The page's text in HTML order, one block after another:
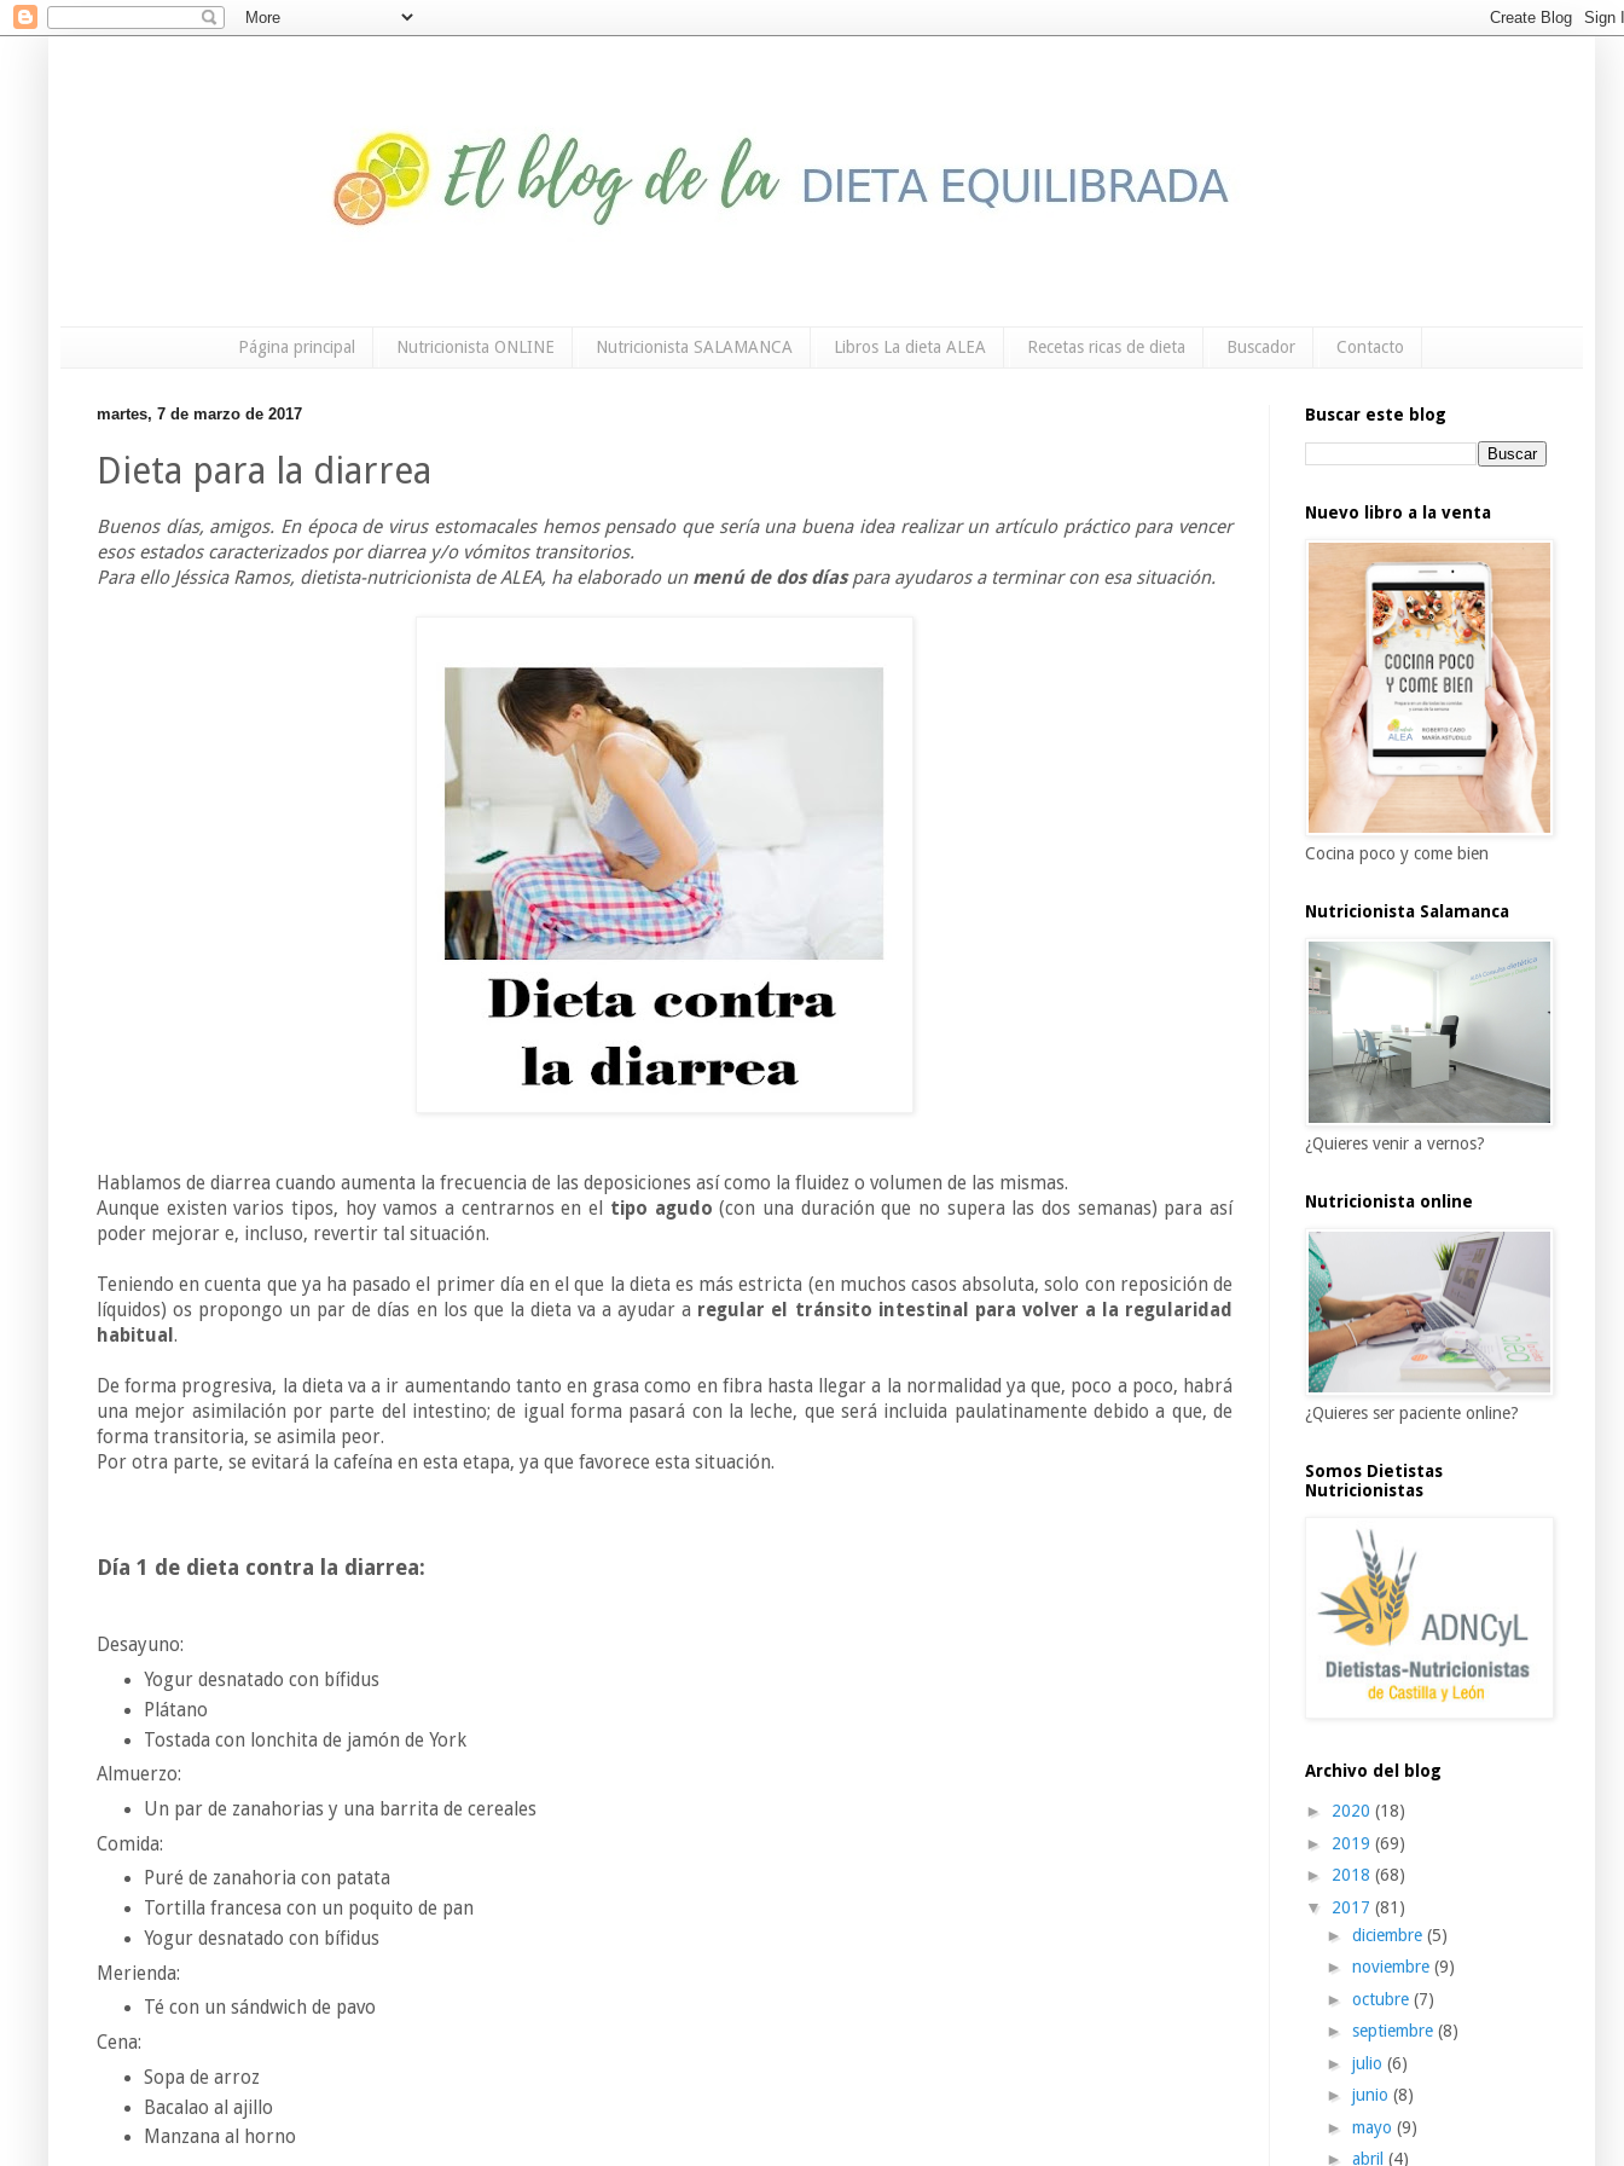
Página principal Nutricionista ONLINE Nutricionista SALAMANCA Libros La dieta ALEA Recetas ricas de dieta Buscador Contacto
martes, 7 de marzo de 2017
Dieta para la diarrea
Buenos días, amigos. En época de virus estomacales hemos pensado que sería una buena idea realizar un artículo práctico para vencer
esos estados caracterizados por diarrea y/o vómitos transitorios.
Para ello Jéssica Ramos, dietista-nutricionista de ALEA, ha elaborado un menú de dos díaspara ayudaros a terminar con esa situación.
Hablamos de diarrea cuando aumenta la frecuencia de las deposiciones así como la fluidez o volumen de las mismas.
Aunque existen varios tipos, hoy vamos a centrarnos en el tipo agudo (con una duración que no supera las dos semanas) para así
poder mejorar e, incluso, revertir tal situación.
Teniendo en cuenta que ya ha pasado el primer día en el que la dieta es más estricta (en muchos casos absoluta, solo con reposición de
líquidos) os propongo un par de días en los que la dieta va a ayudar a regular el tránsito intestinal para volver a la regularidad
habitual .
De forma progresiva, la dieta va a ir aumentando tanto en grasa como en fibra hasta llegar a la normalidad ya que, poco a poco, habrá
una mejor asimilación por parte del intestino; de igual forma pasará con la leche, que será incluida paulatinamente debido a que, de
forma transitoria, se asimila peor.
Por otra parte, se evitará la cafeína en esta etapa, ya que favorece esta situación.
Día 1 de dieta contra la diarrea:
Desayuno:
Yogur desnatado con bífidus
Plátano
Tostada con lonchita de jamón de York
Almuerzo:
Un par de zanahorias y una barrita de cereales
Comida:
Puré de zanahoria con patata
Tortilla francesa con un poquito de pan
Yogur desnatado con bífidus
Merienda:
Té con un sándwich de pavo
Cena:
Sopa de arroz
Bacalao al ajillo
Manzana al horno
Buscar este blog
Nuevo libro a la venta
Cocina poco y come bien
Nutricionista Salamanca
¿Quieres venir a vernos?
Nutricionista online
¿Quieres ser paciente online?
Somos Dietistas
Nutricionistas
Archivo del blog
► 2020 (18)
► 2019 (69)
► 2018 (68)
▼ 2017 (81)
► diciembre (5)
► noviembre (9)
► octubre (7)
► septiembre (8)
► julio (6)
► junio (8)
► mayo (9)
► abril (4)